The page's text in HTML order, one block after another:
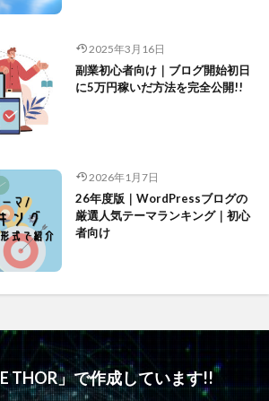
2025年3月16日
副業初心者向け｜ブログ開始初日
に5万円稼いだ方法を完全公開!!
2026年1月7日
26年度版｜WordPressブログの
厳選人気テーマランキング｜初心
者向け
THOR」で作成しています!!